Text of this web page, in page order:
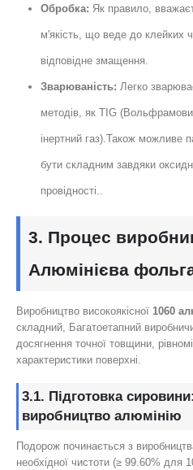
Обробка: Як правило,
м'якість, що веде до клейких
відповідне змащення.
Зварюваність: Легко
методів, як TIG
інертний газ).Також можливе
бути складним завдяки
провідності..
3. Процес
Алюмінієва
Виробництво високоякісної 1060
складний, Багатоетапний
досягнення точної товщини,
характеристики поверхні.
3.1. Підготовка
виробництво алюмінію
Подорож починається з
необхідної чистоти (≥ 99.60% для